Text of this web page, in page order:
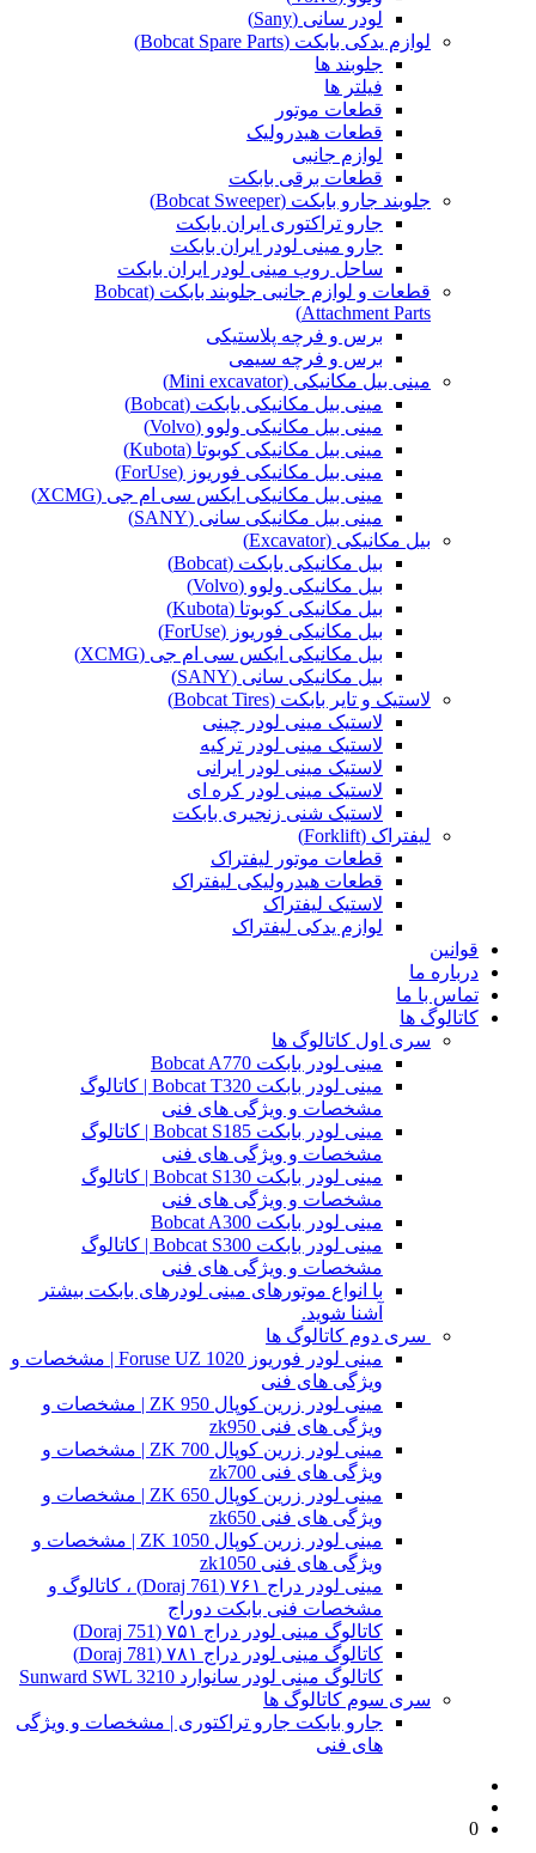
لودر سانی (Sany)
لوازم یدکی بابکت (Bobcat Spare Parts)
جلوبند ها
فیلتر ها
قطعات موتور
قطعات هیدرولیک
لوازم جانبی
قطعات برقی بابکت
جلوبند جارو بابکت (Bobcat Sweeper)
جارو تراکتوری ایران بابکت
جارو مینی لودر ایران بابکت
ساحل روب مینی لودر ایران بابکت
قطعات و لوازم جانبی جلوبند بابکت (Bobcat
Attachment Parts)
برس و فرچه پلاستیکی
برس و فرچه سیمی
مینی بیل مکانیکی (Mini excavator)
مینی بیل مکانیکی بابکت (Bobcat)
مینی بیل مکانیکی ولوو (Volvo)
مینی بیل مکانیکی کوبوتا (Kubota)
مینی بیل مکانیکی فوریوز (ForUse)
مینی بیل مکانیکی ایکس سی ام جی (XCMG)
مینی بیل مکانیکی سانی (SANY)
بیل مکانیکی (Excavator)
بیل مکانیکی بابکت (Bobcat)
بیل مکانیکی ولوو (Volvo)
بیل مکانیکی کوبوتا (Kubota)
بیل مکانیکی فوریوز (ForUse)
بیل مکانیکی ایکس سی ام جی (XCMG)
بیل مکانیکی سانی (SANY)
لاستیک و تایر بابکت (Bobcat Tires)
لاستیک مینی لودر چینی
لاستیک مینی لودر ترکیه
لاستیک مینی لودر ایرانی
لاستیک مینی لودر کره ای
لاستیک شنی زنجیری بابکت
لیفتراک (Forklift)
قطعات موتور لیفتراک
قطعات هیدرولیکی لیفتراک
لاستیک لیفتراک
لوازم یدکی لیفتراک
قوانین
درباره ما
تماس با ما
کاتالوگ ها
سری اول کاتالوگ ها
مینی لودر بابکت Bobcat A770
مینی لودر بابکت Bobcat T320 | کاتالوگ
مشخصات و ویژگی های فنی
مینی لودر بابکت Bobcat S185 | کاتالوگ
مشخصات و ویژگی های فنی
مینی لودر بابکت Bobcat S130 | کاتالوگ
مشخصات و ویژگی های فنی
مینی لودر بابکت Bobcat A300
مینی لودر بابکت Bobcat S300 | کاتالوگ
مشخصات و ویژگی های فنی
با انواع موتورهای مینی لودرهای بابکت بیشتر
آشنا شوید.
سری دوم کاتالوگ ها
مینی لودر فوریوز Foruse UZ 1020 | مشخصات و
ویژگی های فنی
مینی لودر زرین کوپال ZK 950 | مشخصات و
ویژگی های فنی zk950
مینی لودر زرین کوپال ZK 700 | مشخصات و
ویژگی های فنی zk700
مینی لودر زرین کوپال ZK 650 | مشخصات و
ویژگی های فنی zk650
مینی لودر زرین کوپال ZK 1050 | مشخصات و
ویژگی های فنی zk1050
مینی لودر دراج ۷۶۱ (Doraj 761) ، کاتالوگ و
مشخصات فنی بابکت دوراج
کاتالوگ مینی لودر دراج ۷۵۱ (Doraj 751)
کاتالوگ مینی لودر دراج ۷۸۱ (Doraj 781)
کاتالوگ مینی لودر سانوارد Sunward SWL 3210
سری سوم کاتالوگ ها
جارو بابکت جارو تراکتوری | مشخصات و ویژگی
های فنی
0